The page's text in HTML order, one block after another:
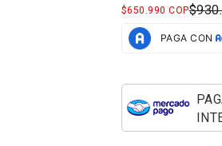
PRECIO DE OFERTA
$650.990 COP